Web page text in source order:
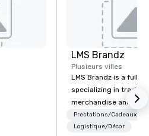
LMS Brandz
Plusieurs villes
LMS Brandz is a full-
specializing in trade
merchandise and
booth giveaways and
to executive gifting,
Prestations/Cadeaux
Logistique/Décor